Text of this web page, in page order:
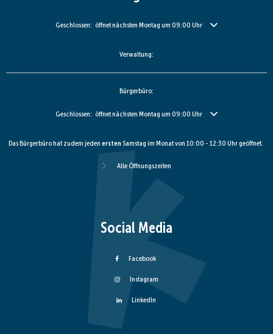
Klicken, um weitere Öffnungs- oder Schließzeiten auszublenden
Geschlossen: öffnet nächsten Montag um 09:00 Uhr
Verwaltung:
Bürgerbüro:
Klicken, um weitere Öffnungs- oder Schließzeiten auszublenden
Geschlossen: öffnet nächsten Montag um 09:00 Uhr
Das Bürgerbüro hat zudem jeden ersten Samstag im Monat von 10:00 - 12:30 Uhr geöffnet.
Alle Öffnungszeiten
Social Media
Facebook
Instagram
LinkedIn